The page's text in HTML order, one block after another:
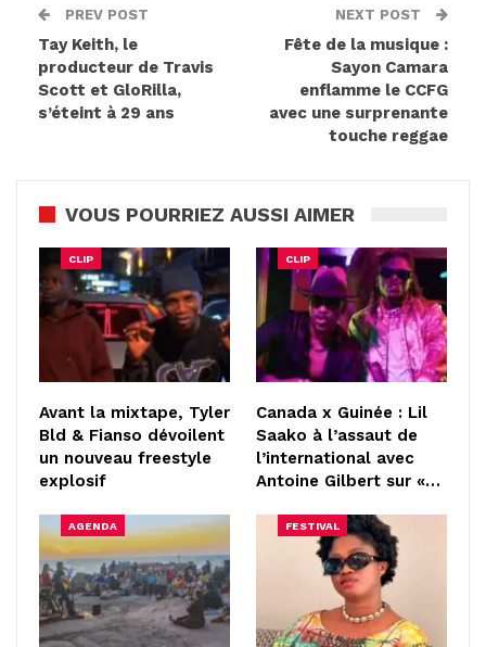
PREV POST
Tay Keith, le
producteur de Travis
Scott et GloRilla,
s’éteint à 29 ans
NEXT POST
Fête de la musique :
Sayon Camara
enflamme le CCFG
avec une surprenante
touche reggae
VOUS POURRIEZ AUSSI AIMER
CLIP
Avant la mixtape, Tyler
Bld & Fianso dévoilent
un nouveau freestyle
explosif
CLIP
Canada x Guinée : Lil
Saako à l’assaut de
l’international avec
Antoine Gilbert sur «…
AGENDA FESTIVAL